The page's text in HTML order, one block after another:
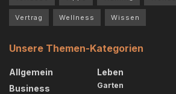
Vertrag Wellness Wissen
Unsere Themen-Kategorien
Allgemein
Business
Leben
Garten